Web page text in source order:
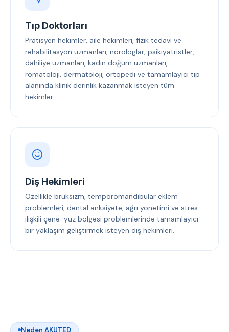
Tıp Doktorları
Pratisyen hekimler, aile hekimleri, fizik tedavi ve
rehabilitasyon uzmanları, nörologlar, psikiyatristler,
dahiliye uzmanları, kadın doğum uzmanları,
romatoloji, dermatoloji, ortopedi ve tamamlayıcı tıp
alanında klinik derinlik kazanmak isteyen tüm
hekimler.
Diş Hekimleri
Özellikle bruksizm, temporomandibular eklem
problemleri, dental anksiyete, ağrı yönetimi ve stres
ilişkili çene-yüz bölgesi problemlerinde tamamlayıcı
bir yaklaşım geliştirmek isteyen diş hekimleri.
Neden AKUTED